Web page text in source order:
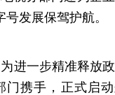
发展保驾护航。
进一步精准释放
携手，正式启